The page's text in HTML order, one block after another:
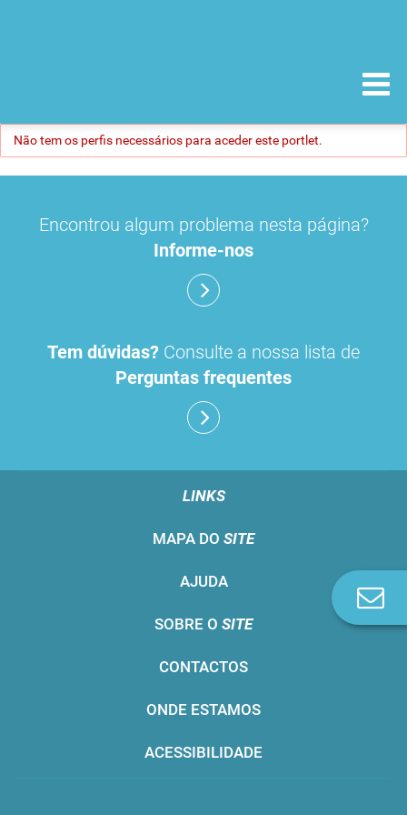
Não tem os perfis necessários para aceder este portlet.
Encontrou algum problema nesta página?
Informe-nos
Tem dúvidas? Consulte a nossa lista de
Perguntas frequentes
LINKS
MAPA DO SITE
AJUDA
SOBRE O SITE
CONTACTOS
ONDE ESTAMOS
ACESSIBILIDADE